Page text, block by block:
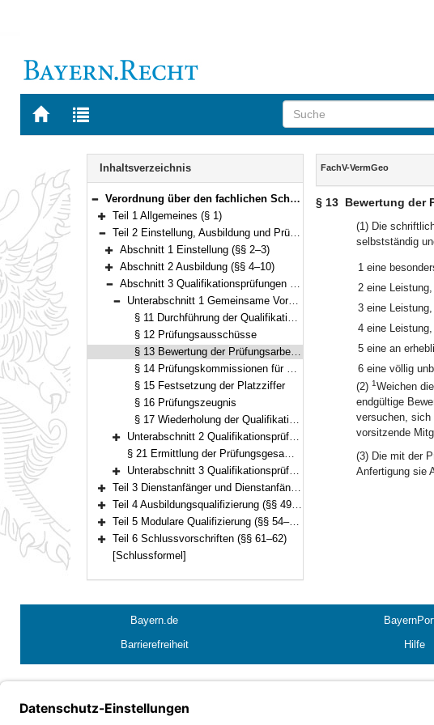
Zur
BAYERN.RECHT
Zur
letzten
Navigation
Inhaltsverzeichnis
Bereich reduzieren
Verordnung über den fachlichen Schwerpunkt Vermessung und Geoinformation (FachV-VermGeo) Vom 28. September 2012 (GVBl. S. 493) BayRS 2038-3-5-5-F (§§ 1–62)
Bereich erweitern
Teil 1 Allgemeines (§ 1)
Bereich reduzieren
Teil 2 Einstellung, Ausbildung und Prüfung (§§ 2–25)
Bereich erweitern
Abschnitt 1 Einstellung (§§ 2–3)
Bereich erweitern
Abschnitt 2 Ausbildung (§§ 4–10)
Bereich reduzieren
Abschnitt 3 Qualifikationsprüfungen (§§ 11–25)
Bereich reduzieren
Unterabschnitt 1 Gemeinsame Vorschriften (§§ 11–17)
§ 11 Durchführung der Qualifikationsprüfungen
§ 12 Prüfungsausschüsse
§ 13 Bewertung der Prüfungsarbeiten, Noten und Punktzahlen
§ 14 Prüfungskommissionen für die mündliche Prüfung
§ 15 Festsetzung der Platzziffer
§ 16 Prüfungszeugnis
§ 17 Wiederholung der Qualifikationsprüfung
Bereich erweitern
Unterabschnitt 2 Qualifikationsprüfung für den Einstieg in der zweiten Qualifikationsebene (§§ 18–20)
§ 21 Ermittlung der Prüfungsgesamtpunktzahl
Bereich erweitern
Unterabschnitt 3 Qualifikationsprüfung für den Einstieg in der dritten Qualifikationsebene (§§ 22–25)
Bereich erweitern
Teil 3 Dienstanfänger und Dienstanfängerinnen (§§ 26–48)
Bereich erweitern
Teil 4 Ausbildungsqualifizierung (§§ 49–53)
Bereich erweitern
Teil 5 Modulare Qualifizierung (§§ 54–60)
Bereich erweitern
Teil 6 Schlussvorschriften (§§ 61–62)
[Schlussformel]
Inhalt
FachV-VermGeo
§ 13 Bewertung der
(1) Die
selbstständig
1 eine
2 eine
3 eine
4 eine
5 eine an
6 eine völlig
(2) 1Weichen
endgültige
versuchen, sich
vorsitzende
(3) Die mit der
Anfertigung sie
Bayern.de
Barrierefreiheit
Hilfe